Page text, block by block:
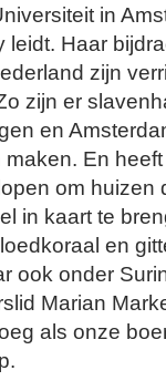
in
leidt. Haar
zijn
zijn er
en
En
om huizen
in kaart te
en
ook onder
Marian
als onze